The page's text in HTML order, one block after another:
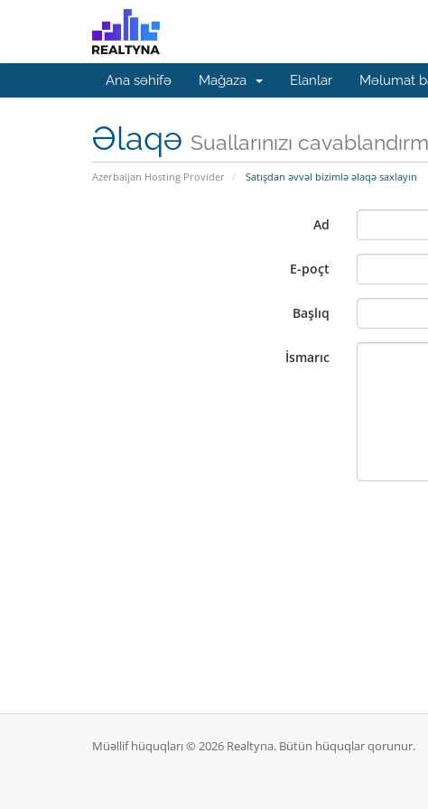
Ana səhifə Mağaza Elanlar Məlumat
Əlaqə Suallarınızı
Azerbaijan Hosting Provider Satışdan əvvəl bizimlə əlaqə saxlayın
Ad
E-poçt
Başlıq
İsmarıc
Müəllif hüquqları © 2026 Realtyna. Bütün hüquqlar qorunur.